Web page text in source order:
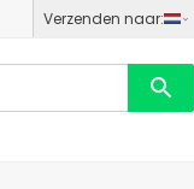
Verzenden naar: